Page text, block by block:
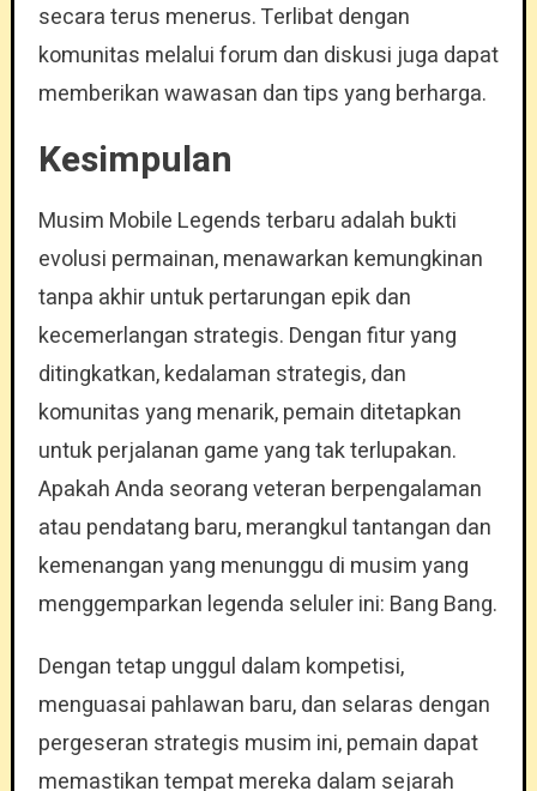
secara terus menerus. Terlibat dengan
komunitas melalui forum dan diskusi juga dapat
memberikan wawasan dan tips yang berharga.
Kesimpulan
Musim Mobile Legends terbaru adalah bukti
evolusi permainan, menawarkan kemungkinan
tanpa akhir untuk pertarungan epik dan
kecemerlangan strategis. Dengan fitur yang
ditingkatkan, kedalaman strategis, dan
komunitas yang menarik, pemain ditetapkan
untuk perjalanan game yang tak terlupakan.
Apakah Anda seorang veteran berpengalaman
atau pendatang baru, merangkul tantangan dan
kemenangan yang menunggu di musim yang
menggemparkan legenda seluler ini: Bang Bang.
Dengan tetap unggul dalam kompetisi,
menguasai pahlawan baru, dan selaras dengan
pergeseran strategis musim ini, pemain dapat
memastikan tempat mereka dalam sejarah